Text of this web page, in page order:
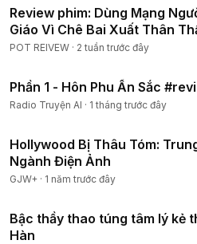
Review phim: Dùng Mạng
Giáo Vì Chê Bai Xuất Thân
Tập
POT REIVEW · 2 tuần trước đây
Phần 1 - Hôn Phu Ẩn Sắc
Radio Truyện AI · 1 tháng trước đây
Hollywood Bị Thâu Tóm:
Ngành Điện Ảnh
GJW+ · 1 năm trước đây
Bậc thầy thao túng tâm lý kẻ thù - Review
Hàn